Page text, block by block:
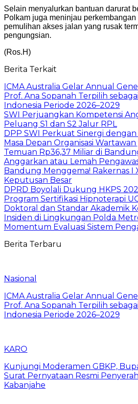
Selain menyalurkan bantuan darurat
Polkam juga meninjau perkembangan
pemulihan akses jalan yang rusak
pengungsian.
(Ros.H)
Berita Terkait
ICMA Australia Gelar Annual
Prof. Ana Sopanah Terpilih
Indonesia Periode 2026–2029
SWI Perjuangkan Kompetensi
Peluang S1 dan S2 Jalur RPL
DPP SWI Perkuat Sinergi dengan
Masa Depan Organisasi
Temuan Rp36,37 Miliar di
Anggarkan atau Lemah
Bandung Menggema! Rakernas I
Keputusan Besar
DPRD Boyolali Dukung HKPS
Program Sertifikasi Hipnoterapi
Doktoral dan Standar Akademik
Insiden di Lingkungan Polda
Momentum Evaluasi Sistem
Berita Terbaru
Nasional
ICMA Australia Gelar Annual
Prof. Ana Sopanah Terpilih
Indonesia Periode 2026–2029
KARO
Kunjungi Moderamen GBKP,
Surat Pernyataan Resmi
Kabanjahe